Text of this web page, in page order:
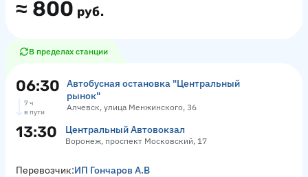
≈ 800 руб.
В пределах станции
06:30
Автобусная остановка "Центральный
рынок"
Алчевск, улица Менжинского, 36
7 ч
в пути
13:30 Центральный Автовокзал
Воронеж, проспект Московский, 17
Перевозчик:ИП Гончаров А.В